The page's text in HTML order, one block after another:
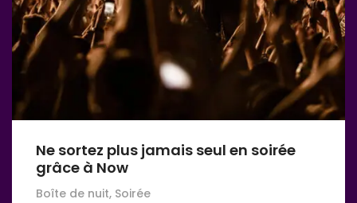
Ne sortez plus jamais seul en soirée
grâce à Now
Boîte de nuit, Soirée